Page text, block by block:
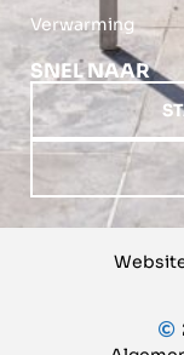
Verwarming
SNEL NAAR